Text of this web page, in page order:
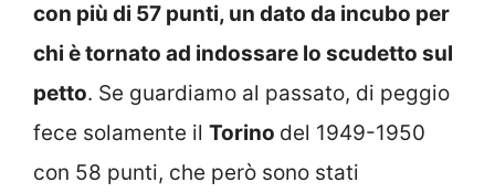
con più di 57 punti, un dato da incubo per
chi è tornato ad indossare lo scudetto sul
petto. Se guardiamo al passato, di peggio
fece solamente il Torino del 1949-1950
con 58 punti, che però sono stati